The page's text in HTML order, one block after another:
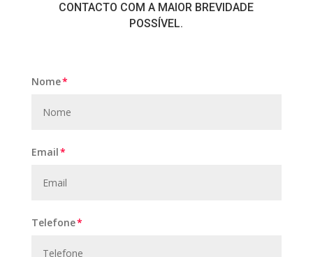
CONTACTO COM A MAIOR BREVIDADE
POSSÍVEL.
Nome
Email
Telefone